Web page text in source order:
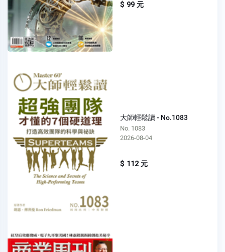
$ 99 元
大師輕鬆讀 - No.1083
No. 1083
2026-08-04
$ 112 元